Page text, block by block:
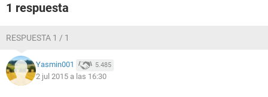
1 respuesta
RESPUESTA 1 / 1
Yasmin001 5.485
2 jul 2015 a las 16:30